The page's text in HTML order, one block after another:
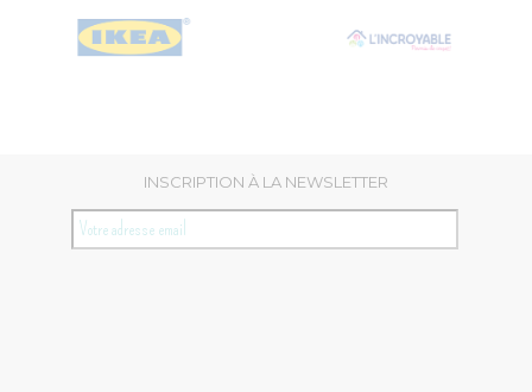
IKEA L'INCROYABLE
INSCRIPTION À LA NEWSLETTER